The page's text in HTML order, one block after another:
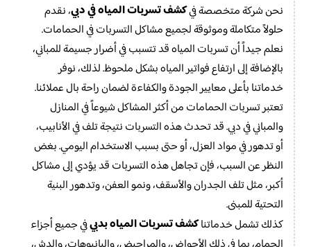
نحن شركة متخصصة فيكشف تسربات المياه في دبي، نقدم
حلولاً متكاملة وموثوقة لجميع مشاكل التسربات في الحمامات.
نعلم جيداً أن تسربات المياه قد تتسبب في أضرار جسيمة للمباني،
بالإضافة إلى ارتفاع فواتير المياه بشكل ملحوظ. لذلك، نوفر
خدماتنا بأعلى معايير الجودة والكفاءة لضمان راحة بال عملائنا.
تعتبر تسربات الحمامات من أكثر المشاكل شيوعاً في المنازل
والمباني في دبي. قد تحدث هذه التسربات نتيجة تلف في الأنابيب،
أو تدهور في مواد العزل، أو حتى بسبب الاستخدام اليومي. بغض
النظر عن السبب، فإن تجاهل هذه التسربات قد يؤدي إلى مشاكل
أكبر، مثل تلف الجدران والأسقف، ونمو العفن، وتدهور البنية
التحتية للمبنى.
كذلك تشمل خدماتناكشف تسربات المياه بدبيفي جميع أجزاء